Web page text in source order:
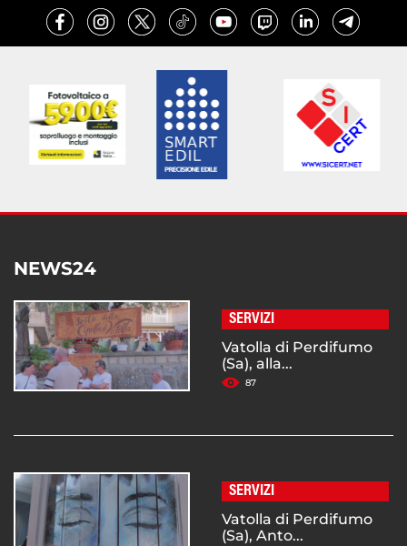
NEWS24
SERVIZI
Vatolla di Perdifumo
(Sa), alla...
87
SERVIZI
Vatolla di Perdifumo
(Sa), Anto...